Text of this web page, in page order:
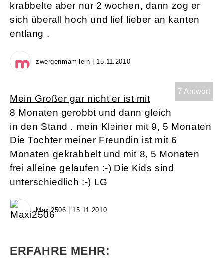
krabbelte aber nur 2 wochen, dann zog er
sich überall hoch und lief lieber an kanten
entlang .
zwergenmamilein | 15.11.2010
7 Antwort
Mein Großer gar nicht er ist mit
8 Monaten gerobbt und dann gleich
in den Stand . mein Kleiner mit 9, 5 Monaten
Die Tochter meiner Freundin ist mit 6
Monaten gekrabbelt und mit 8, 5 Monaten
frei alleine gelaufen :-) Die Kids sind
unterschiedlich :-) LG
Maxi2506 | 15.11.2010
ERFAHRE MEHR: